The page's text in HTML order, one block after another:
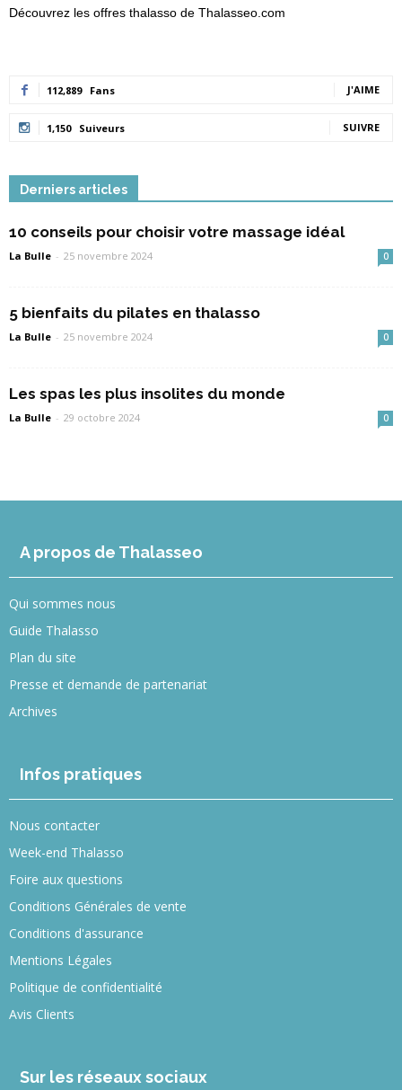
Découvrez les offres thalasso de Thalasseo.com
112,889 Fans J'AIME
1,150 Suiveurs SUIVRE
Derniers articles
10 conseils pour choisir votre massage idéal
La Bulle - 25 novembre 2024 0
5 bienfaits du pilates en thalasso
La Bulle - 25 novembre 2024 0
Les spas les plus insolites du monde
La Bulle - 29 octobre 2024 0
A propos de Thalasseo
Qui sommes nous
Guide Thalasso
Plan du site
Presse et demande de partenariat
Archives
Infos pratiques
Nous contacter
Week-end Thalasso
Foire aux questions
Conditions Générales de vente
Conditions d'assurance
Mentions Légales
Politique de confidentialité
Avis Clients
Sur les réseaux sociaux